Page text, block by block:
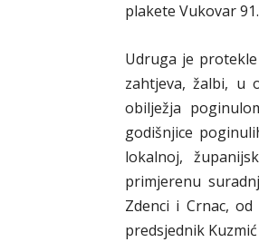
plakete Vukovar
Udruga je
zahtjeva, žalbi, u
obilježja
godišnjice
lokalnoj,
primjerenu
Zdenci i Crnac,
predsjednik